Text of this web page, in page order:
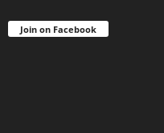
Join on Facebook